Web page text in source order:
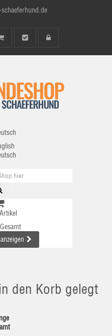
Gesamt
den Korb gelegt